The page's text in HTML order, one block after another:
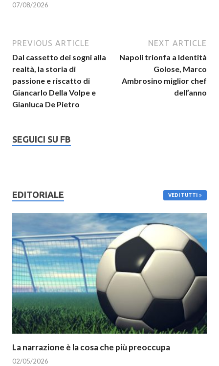
07/08/2026
PREVIOUS ARTICLE
Dal cassetto dei sogni alla
realtà, la storia di
passione e riscatto di
Giancarlo Della Volpe e
Gianluca De Pietro
NEXT ARTICLE
Napoli trionfa a Identità
Golose, Marco
Ambrosino miglior chef
dell’anno
SEGUICI SU FB
EDITORIALE VEDI TUTTI
La narrazione è la cosa che più preoccupa
02/05/2026